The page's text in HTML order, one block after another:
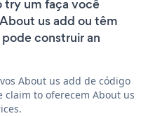
try um faça você
us add ou têm
construir an
About us add de código
to oferecem About us